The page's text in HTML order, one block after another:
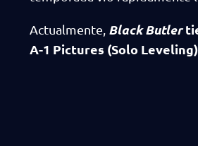
Actualmente, Black Butler
A-1 Pictures (Solo Leveling)